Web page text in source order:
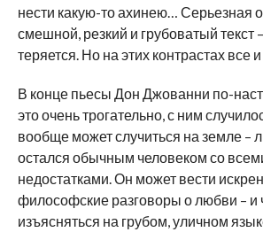
нести какую-то ахинею… Серьезная
смешной, резкий и грубоватый текст
теряется. Но на этих контрастах все
В конце пьесы Дон Джованни по-
это очень трогательно, с ним
вообще может случиться на земле –
остался обычным человеком со
недостатками. Он может вести
философские разговоры о любви – и
изъясняться на грубом, уличном